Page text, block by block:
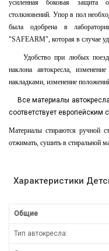
усиленная боковая защита
столкновений. Упор в пол
была одобрена в
"SAFEARM", которая в случае
Удобство при любых
наклона автокресла,
накладками, изменение
Все материалы
соответствует европейским
Материалы стираются ручной
отжимать, сушить в стиральной
Характеристики
Общие
Тип автокресла: